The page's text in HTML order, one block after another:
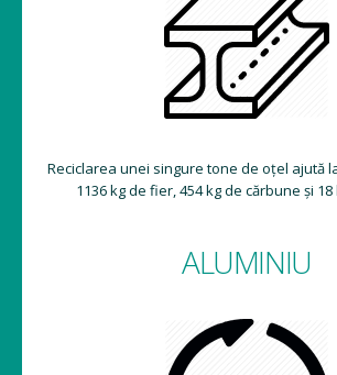
Reciclarea unei singure tone de oțel ajută
1136 kg de fier, 454 kg de cărbune și
ALUMINIU